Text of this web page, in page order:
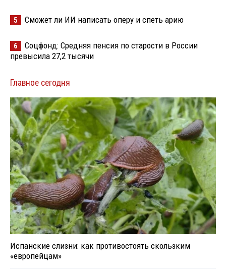
5 Сможет ли ИИ написать оперу и спеть арию
6
Соцфонд: Средняя пенсия по старости в России
превысила 27,2 тысячи
Главное сегодня
Испанские слизни: как противостоять скользким
«европейцам»